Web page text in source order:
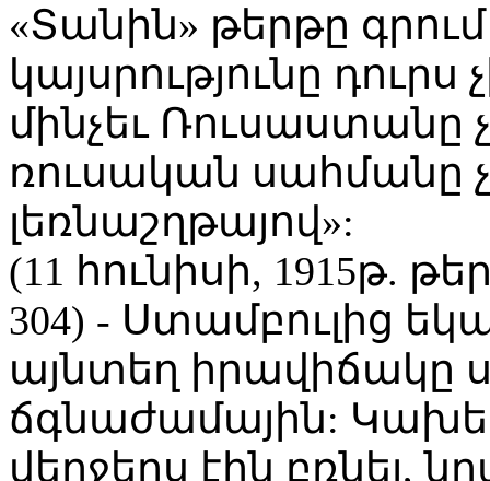
«Տանին» թերթը
կայսրությունը
մինչեւ Ռուսաստանը
ռուսական սահմանը
լեռնաշղթայով»:
(11 հունիսի, 1915թ.
304) - Ստամբուլից
այնտեղ իրավիճակը
ճգնաժամային: Կախել
վերջերս էին բռնել,